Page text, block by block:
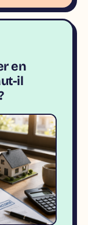
en
il